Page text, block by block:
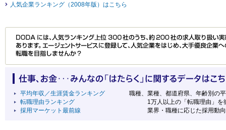
人気企業ランキング（2008年版）はこちら
平均年収／生涯賃金ランキング 職種、業種、都道府県、年齢別の平
転職理由ランキング 1万人以上の「転職理由」を徹
採用マーケット最前線 業界・職種に応じた採用動向や選考